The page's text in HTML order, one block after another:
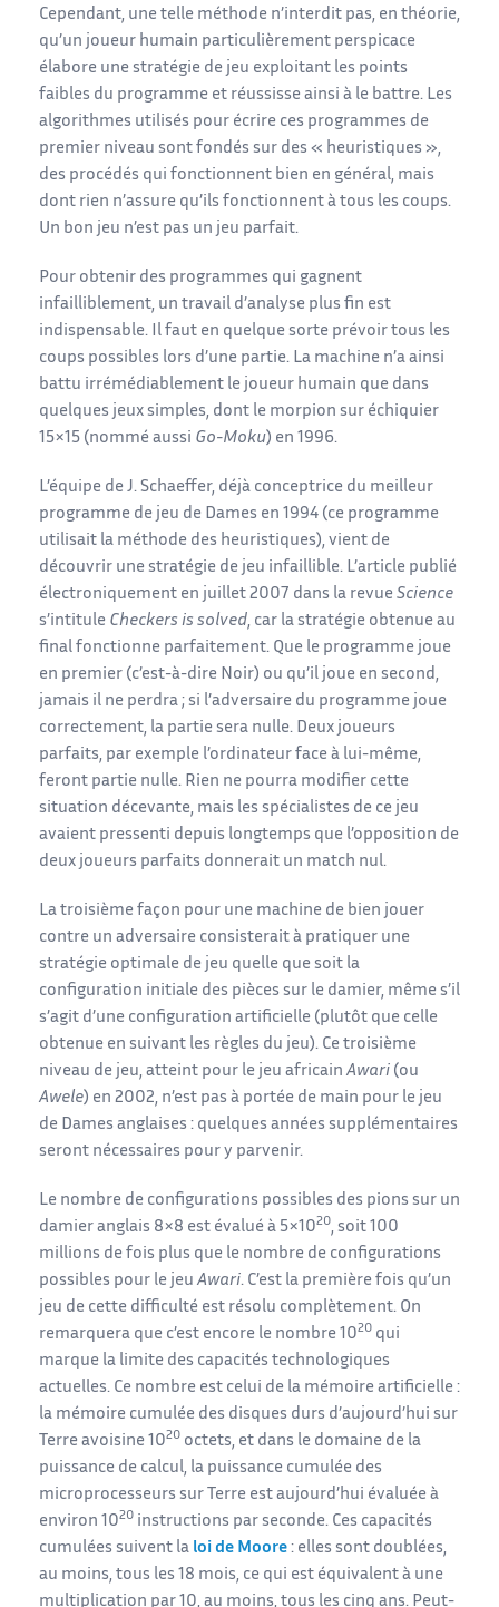
Cependant, une telle méthode n’interdit pas, en théorie,
qu’un joueur humain particulièrement perspicace
élabore une stratégie de jeu exploitant les points
faibles du programme et réussisse ainsi à le battre. Les
algorithmes utilisés pour écrire ces programmes de
premier niveau sont fondés sur des « heuristiques »,
des procédés qui fonctionnent bien en général, mais
dont rien n’assure qu’ils fonctionnent à tous les coups.
Un bon jeu n’est pas un jeu parfait.
Pour obtenir des programmes qui gagnent
infailliblement, un travail d’analyse plus fin est
indispensable. Il faut en quelque sorte prévoir tous les
coups possibles lors d’une partie. La machine n’a ainsi
battu irrémédiablement le joueur humain que dans
quelques jeux simples, dont le morpion sur échiquier
15×15 (nommé aussi Go-Moku) en 1996.
L’équipe de J. Schaeffer, déjà conceptrice du meilleur
programme de jeu de Dames en 1994 (ce programme
utilisait la méthode des heuristiques), vient de
découvrir une stratégie de jeu infaillible. L’article publié
électroniquement en juillet 2007 dans la revue Science
s’intitule Checkers is solved, car la stratégie obtenue au
final fonctionne parfaitement. Que le programme joue
en premier (c’est-à-dire Noir) ou qu’il joue en second,
jamais il ne perdra ; si l’adversaire du programme joue
correctement, la partie sera nulle. Deux joueurs
parfaits, par exemple l’ordinateur face à lui-même,
feront partie nulle. Rien ne pourra modifier cette
situation décevante, mais les spécialistes de ce jeu
avaient pressenti depuis longtemps que l’opposition de
deux joueurs parfaits donnerait un match nul.
La troisième façon pour une machine de bien jouer
contre un adversaire consisterait à pratiquer une
stratégie optimale de jeu quelle que soit la
configuration initiale des pièces sur le damier, même s’il
s’agit d’une configuration artificielle (plutôt que celle
obtenue en suivant les règles du jeu). Ce troisième
niveau de jeu, atteint pour le jeu africain Awari (ou
Awele) en 2002, n’est pas à portée de main pour le jeu
de Dames anglaises : quelques années supplémentaires
seront nécessaires pour y parvenir.
Le nombre de configurations possibles des pions sur un
damier anglais 8×8 est évalué à 5×1020, soit 100
millions de fois plus que le nombre de configurations
possibles pour le jeu Awari. C’est la première fois qu’un
jeu de cette difficulté est résolu complètement. On
remarquera que c’est encore le nombre 1020 qui
marque la limite des capacités technologiques
actuelles. Ce nombre est celui de la mémoire artificielle :
la mémoire cumulée des disques durs d’aujourd’hui sur
Terre avoisine 1020 octets, et dans le domaine de la
puissance de calcul, la puissance cumulée des
microprocesseurs sur Terre est aujourd’hui évaluée à
environ 1020 instructions par seconde. Ces capacités
cumulées suivent la loi de Moore : elles sont doublées,
au moins, tous les 18 mois, ce qui est équivalent à une
multiplication par 10, au moins, tous les cinq ans. Peut-